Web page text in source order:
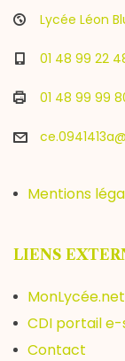
Lycée Léon
01 48 99 22
01 48 99 99
Mentions
LIENS
MonLycée.net
CDI portail e-
Contact